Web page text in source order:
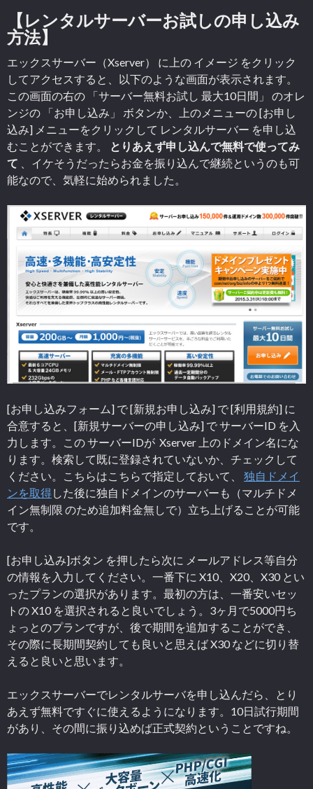
【レンタルサーバーお試しの申し込み
方法】
エックスサーバー（Xserver） に上の イメージ をクリック
してアクセスすると、以下のような画面が表示されます。
この画面の右の 「サーバー無料お試し 最大10日間」 のオレ
ンジの 「お申し込み」 ボタンか、上のメニューの [お申し
込み] メニューをクリックして レンタルサーバー を申し込
むことができます。
とりあえず申し込んで無料で使ってみ
て
、イケそうだったらお金を振り込んで継続というのも可
能なので、気軽に始められました。
[お申し込みフォーム] で [新規お申し込み] で [利用規約] に
合意すると、[新規サーバーの申し込み] で サーバーID を入
力します。この サーバーIDが Xserver 上のドメイン名にな
ります。検索して既に登録されていないか、チェックして
ください。こちらはこちらで指定しておいて、 独自ドメイ
ンを取得した後に独自ドメインのサーバーも（マルチドメ
イン無制限 のため追加料金無しで）立ち上げることが可能
です。
[お申し込み]ボタン を押したら次に メールアドレス等自分
の情報を入力してください。一番下に X10、X20、X30 とい
ったプランの選択があります。最初の方は、一番安いセッ
トの X10 を選択されると良いでしょう。3ヶ月で5000円ち
ょっとのプランですが、後で期間を追加することができ、
その際に長期間契約しても良いと思えば X30 などに切り替
えると良いと思います。
エックスサーバーでレンタルサーバを申し込んだら、とり
あえず無料ですぐに使えるようになります。10日試行期間
があり、その間に振り込めば正式契約ということですね。